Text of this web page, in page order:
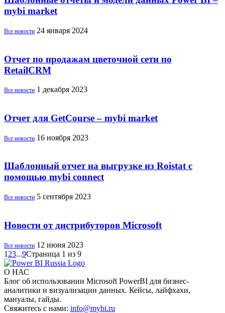
mybi market
Все новости 24 января 2024
Отчет по продажам цветочной сети по
RetailCRM
Все новости 1 декабря 2023
Отчет для GetCourse – mybi market
Все новости 16 ноября 2023
Шаблонный отчет на выгрузке из Roistat с
помощью mybi connect
Все новости 5 сентября 2023
Новости от дистрибуторов Microsoft
Все новости 12 июня 2023
1 23...9Страница 1 из 9
О НАС
Блог об использовании Microsoft PowerBI для бизнес-
аналитики и визуализации данных. Кейсы, лайфхахи,
мануалы, гайды.
Свяжитесь с нами: info@mybi.ru